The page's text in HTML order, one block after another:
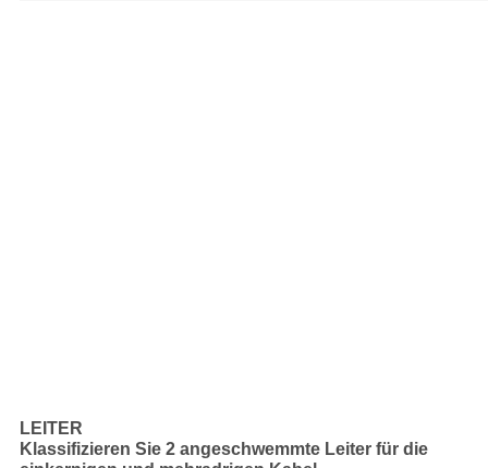
LEITER
Klassifizieren Sie 2 angeschwemmte Leiter für die